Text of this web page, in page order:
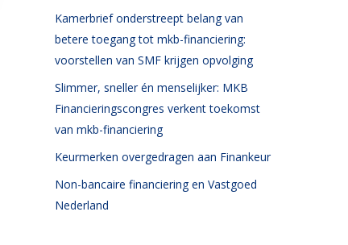
Kamerbrief onderstreept belang van
betere toegang tot mkb-financiering:
voorstellen van SMF krijgen opvolging
Slimmer, sneller én menselijker: MKB
Financieringscongres verkent toekomst
van mkb-financiering
Keurmerken overgedragen aan Finankeur
Non-bancaire financiering en Vastgoed
Nederland